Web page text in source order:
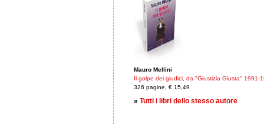
Mauro Mellini
Il golpe dei giudici, da "Giustizia Giusta" 1991-
326 pagine, € 15,49
» Tutti i libri dello stesso autore